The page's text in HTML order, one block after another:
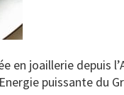
en joaillerie depuis
puissante du